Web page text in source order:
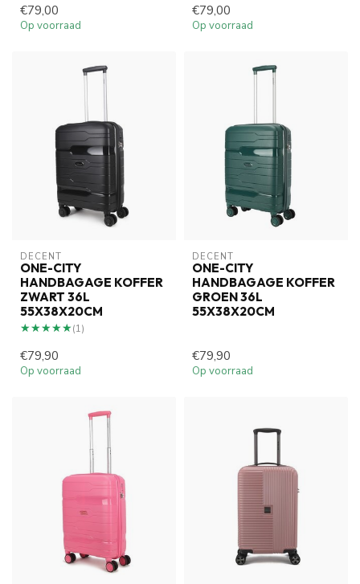
€79,00
Op voorraad
€79,00
Op voorraad
DECENT
ONE-CITY
HANDBAGAGE KOFFER
ZWART 36L
55X38X20CM
★★★★★
★★★★★(1)
€79,90
Op voorraad
DECENT
ONE-CITY
HANDBAGAGE KOFFER
GROEN 36L
55X38X20CM
€79,90
Op voorraad